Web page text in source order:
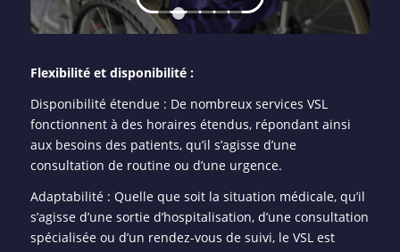
1 2 4 5
Flexibilité et disponibilité :
Disponibilité étendue : De nombreux services VSL
fonctionnent à des horaires étendus, répondant ainsi
aux besoins des patients, qu’il s’agisse d’une
consultation de routine ou d’une urgence.
Adaptabilité : Quelle que soit la situation médicale, qu’il
s’agisse d’une sortie d’hospitalisation, d’une consultation
spécialisée ou d’un rendez-vous de suivi, le VSL est